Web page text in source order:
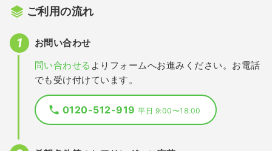
ご利用の流れ
お問い合わせ
問い合わせる よりフォームへお進みください。お電話
でも受け付けています。
0120-512-919平日 9:00〜18:00